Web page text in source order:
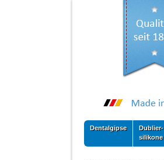
Dentalgipse
Dublier-
silikone